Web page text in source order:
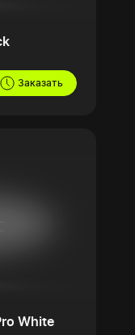
Заказать
White